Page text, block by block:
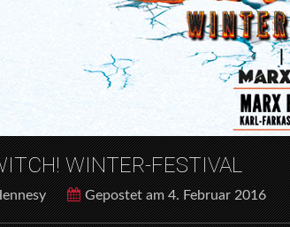
WINTER-FESTIVAL
Gepostet am 4. Februar 2016